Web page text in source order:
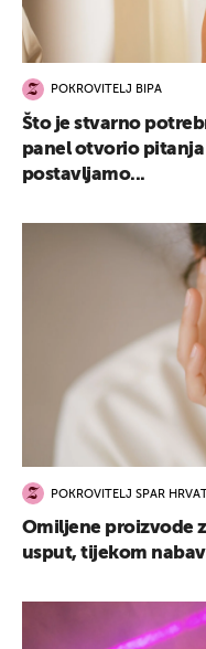
POKROVITELJ BIPA
Što je stvarno
panel otvorio pitanja
postavljamo...
POKROVITELJ SPAR
Omiljene proizvode
usput, tijekom